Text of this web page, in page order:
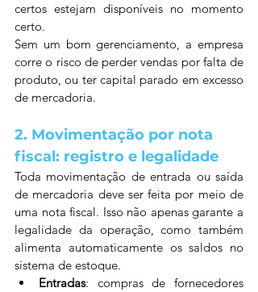
certos estejam disponíveis no momento
certo.
Sem um bom gerenciamento, a empresa
corre o risco de perder vendas por falta de
produto, ou ter capital parado em excesso
de mercadoria.
2. Movimentação por nota
fiscal: registro e legalidade
Toda movimentação de entrada ou saída
de mercadoria deve ser feita por meio de
uma nota fiscal. Isso não apenas garante a
legalidade da operação, como também
alimenta automaticamente os saldos no
sistema de estoque.
Entradas: compras de fornecedores